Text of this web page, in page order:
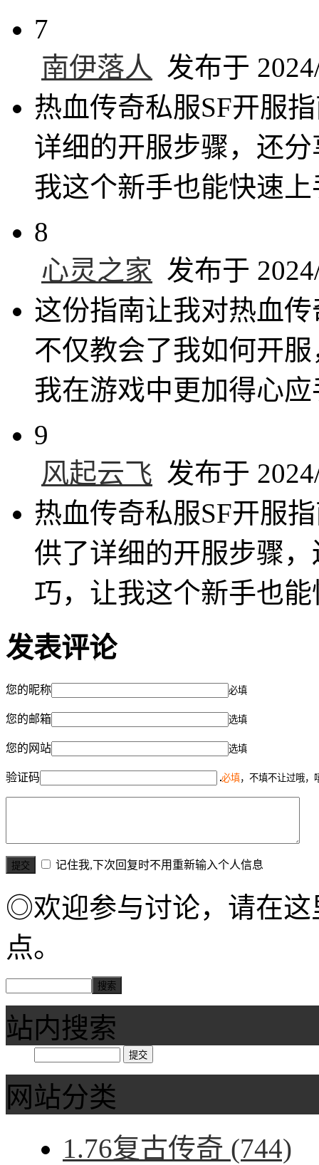
7
南伊落人
发布于
热血传奇私服SF开服
详细的开服步骤，还
我这个新手也能快速
8
心灵之家 发布于
这份指南让我对热血
不仅教会了我如何开
我在游戏中更加得心应
9
风起云飞 发布于
热血传奇私服SF开服
供了详细的开服步骤
巧，让我这个新手也
发表评论
您的昵称 必填
您的邮箱 选填
您的网站 选填
验证码 必填，不填不让过哦，
记住我,下次回复时不用重新输入个人信息
◎欢迎参与讨论，请在这
点。
站内搜索
网站分类
1.76复古传奇 (744)